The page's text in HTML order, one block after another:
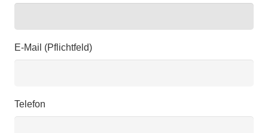
E-Mail (Pflichtfeld)
Telefon